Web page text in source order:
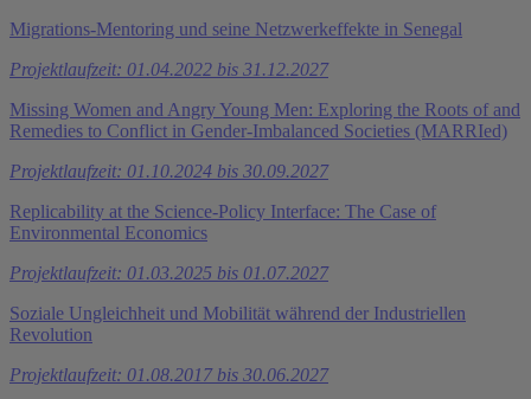
Migrations-Mentoring und seine Netzwerkeffekte in Senegal
Projektlaufzeit: 01.04.2022 bis 31.12.2027
Missing Women and Angry Young Men: Exploring the Roots of and
Remedies to Conflict in Gender-Imbalanced Societies (MARRIed)
Projektlaufzeit: 01.10.2024 bis 30.09.2027
Replicability at the Science-Policy Interface: The Case of
Environmental Economics
Projektlaufzeit: 01.03.2025 bis 01.07.2027
Soziale Ungleichheit und Mobilität während der Industriellen
Revolution
Projektlaufzeit: 01.08.2017 bis 30.06.2027